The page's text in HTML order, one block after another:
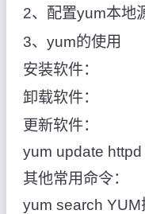
2、配置yum本地
3、yum的使用
安装软件：
卸载软件：
更新软件：
yum update httpd
其他常用命令：
yum search YUM